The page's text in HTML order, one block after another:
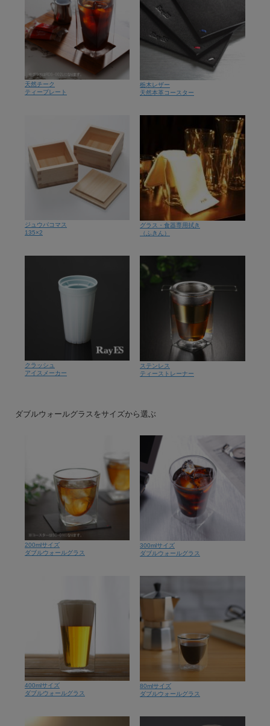
天然チーク
ティープレート
栃木レザー
天然本革コースター
ジュウバコマス
135×2
グラス・食器専用拭き
（ふきん）
クラッシュ
アイスメーカー
ステンレス
ティーストレーナー
ダブルウォールグラスをサイズから選ぶ
200mlサイズ
ダブルウォールグラス
300mlサイズ
ダブルウォールグラス
400mlサイズ
ダブルウォールグラス
80mlサイズ
ダブルウォールグラス